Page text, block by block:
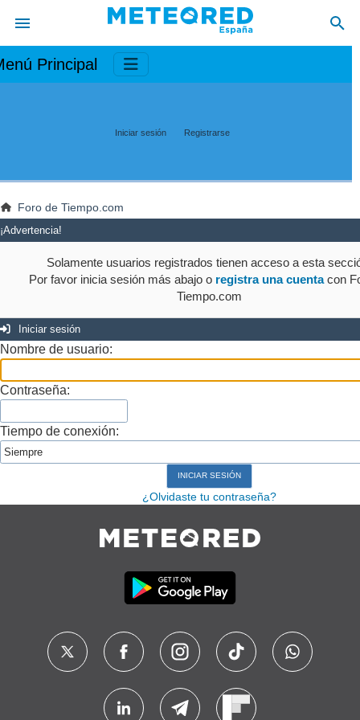
Principal
Iniciar sesión Registrarse
Foro de Tiempo.com
¡Advertencia!
Solamente usuarios registrados tienen acceso a esta
Por favor inicia sesión más abajo o registra una cuentacon
Tiempo.com
Iniciar sesión
Nombre de usuario:
Contraseña:
Tiempo de conexión:
¿Olvidaste tu contraseña?